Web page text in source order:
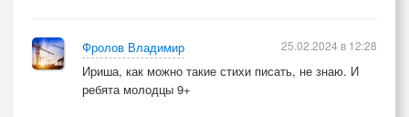
Фролов Владимир
Ириша, как можно такие стихи писать, не знаю. И
ребята молодцы 9+
25.02.2024 в 12:28